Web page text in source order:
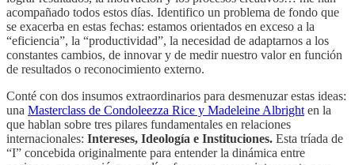
acompañado todos estos días. Identifico un problema de fondo que
se exacerba en estas fechas: estamos orientados en exceso a la
“eficiencia”, la “productividad”, la necesidad de adaptarnos a los
constantes cambios, de innovar y de medir nuestro valor en función
de resultados o reconocimiento externo.
Conté con dos insumos extraordinarios para desmenuzar estas ideas:
una Masterclass de Condoleezza Rice y Madeleine Albright en la
que hablan sobre tres pilares fundamentales en relaciones
internacionales: Intereses, Ideología e Instituciones. Esta tríada de
“I” concebida originalmente para entender la dinámica entre